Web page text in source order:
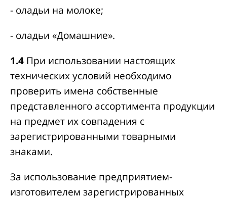
- оладьи на молоке;
- оладьи «Домашние».
1.4 При использовании настоящих
технических условий необходимо
проверить имена собственные
представленного ассортимента продукции
на предмет их совпадения с
зарегистрированными товарными
знаками.
За использование предприятием-
изготовителем зарегистрированных